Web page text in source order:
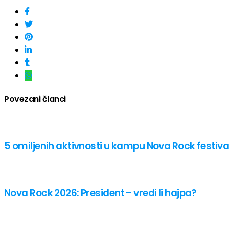
Povezani članci
5 omiljenih aktivnosti u kampu Nova Rock
Nova Rock 2026: President – vredi li hajpa?